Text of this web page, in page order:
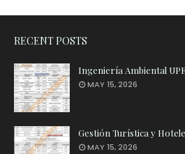
RECENT POSTS
Ingeniería Ambiental
MAY 15, 2026
Gestión Turística y
MAY 15, 2026